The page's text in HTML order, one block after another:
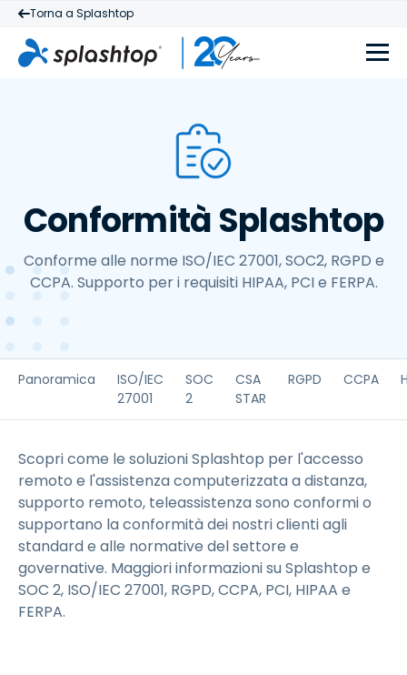
Torna a Splashtop
Conformità Splashtop
Conforme alle norme ISO/IEC 27001, SOC2, RGPD e
CCPA. Supporto per i requisiti HIPAA, PCI e FERPA.
Panoramica
ISO/IEC
27001
SOC
2
CSA
STAR
RGPD CCPA
Scopri come le soluzioni Splashtop per l'accesso
remoto e l'assistenza computerizzata a distanza,
supporto remoto, teleassistenza sono conformi o
supportano la conformità dei nostri clienti agli
standard e alle normative del settore e
governative. Maggiori informazioni su Splashtop e
SOC 2, ISO/IEC 27001, RGPD, CCPA, PCI, HIPAA e
FERPA.